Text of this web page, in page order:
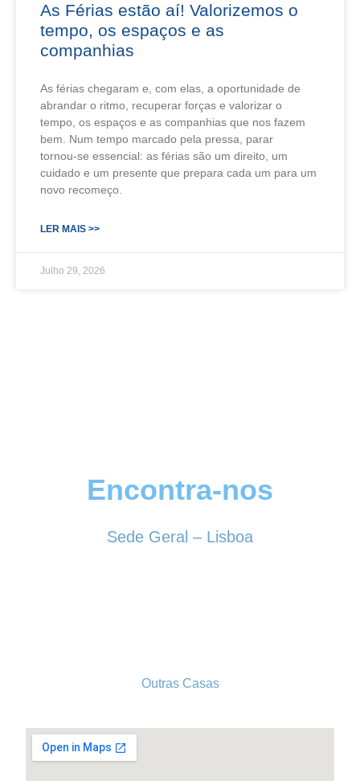
As Férias estão aí! Valorizemos o
tempo, os espaços e as
companhias
As férias chegaram e, com elas, a oportunidade de
abrandar o ritmo, recuperar forças e valorizar o
tempo, os espaços e as companhias que nos fazem
bem. Num tempo marcado pela pressa, parar
tornou‑se essencial: as férias são um direito, um
cuidado e um presente que prepara cada um para um
novo recomeço.
LER MAIS >>
Julho 29, 2026
Encontra-nos
Sede Geral – Lisboa
Outras Casas